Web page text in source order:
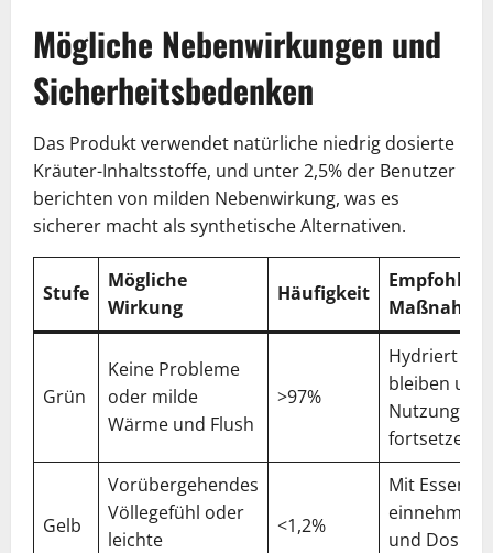
Mögliche Nebenwirkungen und
Sicherheitsbedenken
Das Produkt verwendet natürliche niedrig dosierte
Kräuter-Inhaltsstoffe, und unter 2,5% der Benutzer
berichten von milden Nebenwirkung, was es
sicherer macht als synthetische Alternativen.
Stufe
Mögliche
Wirkung
Häufigkeit
Empfohlene
Maßnahme
Grün
Keine Probleme
oder milde
Wärme und Flush
>97%
Hydriert
bleiben und
Nutzung
fortsetzen
Gelb
Vorübergehendes
Völlegefühl oder
leichte
<1,2%
Mit Essen
einnehmen
und Dosis